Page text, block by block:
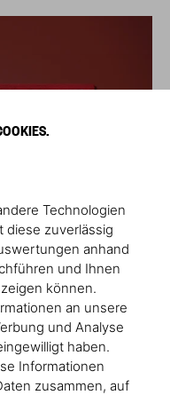
Technologien
diese zuverlässig
anhand
und Ihnen
können.
an unsere
und Analyse
haben.
Informationen
zusammen, auf